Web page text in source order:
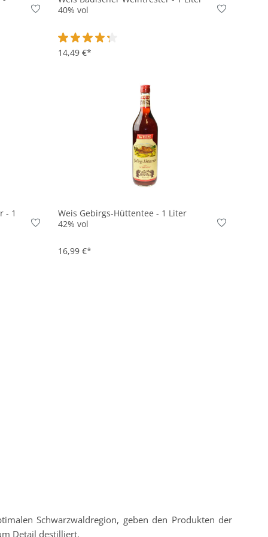
40% vol
Durchschnittliche Bewertung von 4.3 von 5
14,49 €*
- 1
4.7 von 5 Sternen
Weis Gebirgs-Hüttentee - 1 Liter
42% vol
16,99 €*
In den Korb
Schwarzwaldregion, geben den Produkten der
Detail destilliert.